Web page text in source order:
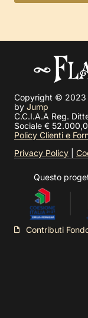
Copyright © 2023
by Jump
C.C.I.A.A Reg.
Sociale €
Policy Clienti e
Privacy Policy
Questo
Contributi